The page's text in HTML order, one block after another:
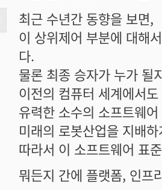
최근 수년간 동향을 보면,
이 상위제어 부분에 대해
다.
물론 최종 승자가 누가 될
이전의 컴퓨터 세계에서
유력한 소수의 소프트웨
미래의 로봇산업을 지배
따라서 이 소프트웨어 표
뭐든지 간에 플랫폼, 인프